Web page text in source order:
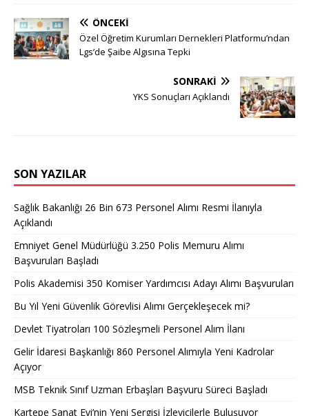
ÖNCEKI
Özel Öğretim Kurumları Dernekleri Platformu’ndan
Lgs’de Şaibe Algısına Tepki
SONRAKI
YKS Sonuçları Açıklandı
SON YAZILAR
Sağlık Bakanlığı 26 Bin 673 Personel Alımı Resmi İlanıyla
Açıklandı
Emniyet Genel Müdürlüğü 3.250 Polis Memuru Alımı
Başvuruları Başladı
Polis Akademisi 350 Komiser Yardımcısı Adayı Alımı Başvuruları
Bu Yıl Yeni Güvenlik Görevlisi Alımı Gerçekleşecek mi?
Devlet Tiyatroları 100 Sözleşmeli Personel Alım İlanı
Gelir İdaresi Başkanlığı 860 Personel Alımıyla Yeni Kadrolar
Açıyor
MSB Teknik Sınıf Uzman Erbaşları Başvuru Süreci Başladı
Kartepe Sanat Evi’nin Yeni Sergisi İzleyicilerle Buluşuyor